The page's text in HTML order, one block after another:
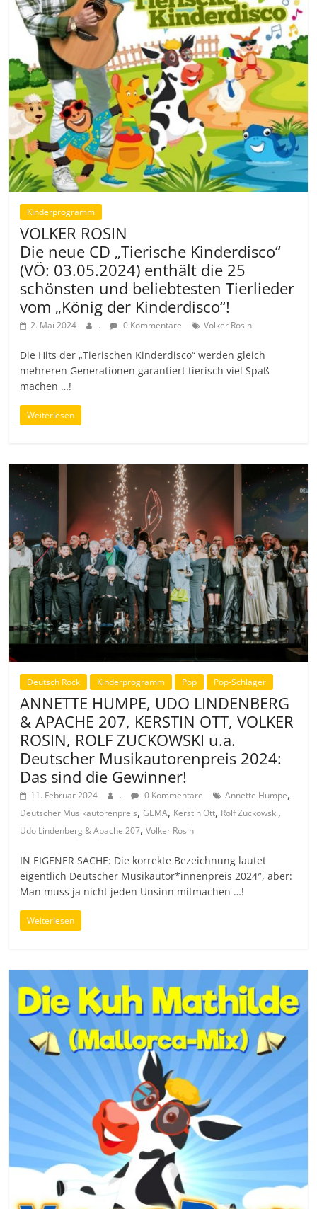
Kinderprogramm
VOLKER ROSIN
Die neue CD „Tierische Kinderdisco“
(VÖ: 03.05.2024) enthält die 25
schönsten und beliebtesten Tierlieder
vom „König der Kinderdisco“!
2. Mai 2024 . 0 Kommentare Volker Rosin
Die Hits der „Tierischen Kinderdisco“ werden gleich
mehreren Generationen garantiert tierisch viel Spaß
machen …!
Weiterlesen
Deutsch Rock Kinderprogramm Pop Pop-Schlager
ANNETTE HUMPE, UDO LINDENBERG
& APACHE 207, KERSTIN OTT, VOLKER
ROSIN, ROLF ZUCKOWSKI u.a.
Deutscher Musikautorenpreis 2024:
Das sind die Gewinner!
11. Februar 2024 . 0 Kommentare Annette Humpe,
Deutscher Musikautorenpreis,GEMA, Kerstin Ott, Rolf Zuckowski,
Udo Lindenberg & Apache 207,Volker Rosin
IN EIGENER SACHE: Die korrekte Bezeichnung lautet
eigentlich Deutscher Musikautor*innenpreis 2024″, aber:
Man muss ja nicht jeden Unsinn mitmachen …!
Weiterlesen